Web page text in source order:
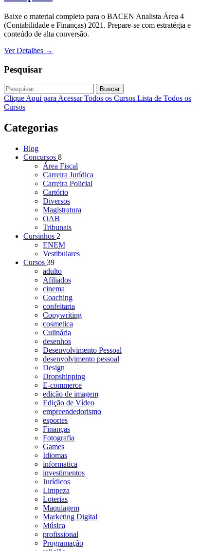
Baixe o material completo para o BACEN Analista Área 4
(Contabilidade e Finanças) 2021. Prepare-se com estratégia e
conteúdo de alta conversão.
Ver Detalhes →
Pesquisar
Buscar
Clique Aqui para Acessar Todos os Cursos Lista de Todos os
Cursos
Categorias
Blog
Concursos 8
Área Fiscal
Carreira Jurídica
Carreira Policial
Cartório
Diversos
Magistratura
OAB
Tribunais
Cursinhos 2
ENEM
Vestibulares
Cursos 39
adulto
Afiliados
cinema
Coaching
confeitaria
Copywriting
cosmetica
Culinária
desenhos
Desenvolvimento Pessoal
desenvolvimento pessoal
Design
Dropshipping
E-commerce
edição de imagem
Edição de Vídeo
empreendedorismo
esportes
Finanças
Fotografia
Games
Idiomas
informatica
investimentos
Jurídicos
Limpeza
Loterias
Maquiagem
Marketing Digital
Música
profissional
Programação